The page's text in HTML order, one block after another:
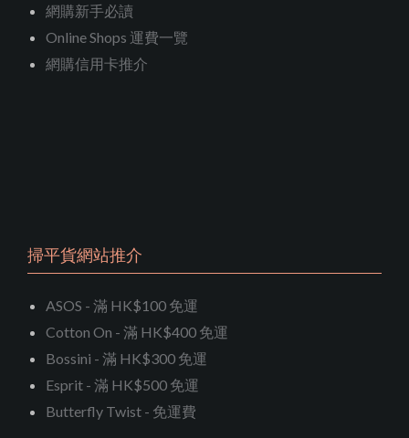
網購新手必讀
Online Shops 運費一覽
網購信用卡推介
掃平貨網站推介
ASOS - 滿 HK$100 免運
Cotton On - 滿 HK$400 免運
Bossini - 滿 HK$300 免運
Esprit - 滿 HK$500 免運
Butterfly Twist - 免運費